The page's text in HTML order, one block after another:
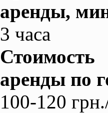
аренды,
3 часа
Стоимость
аренды по
100-120